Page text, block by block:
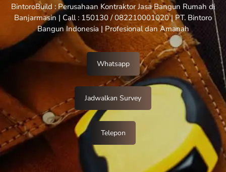
BintoroBuild : Perusahaan Kontraktor Jasa Bangun Rumah di
Banjarmasin | Call : 150130 / 082210001020 | PT. Bintoro
Bangun Indonesia | Profesional dan Amanah
Whatsapp
Jadwalkan Survey
Telepon